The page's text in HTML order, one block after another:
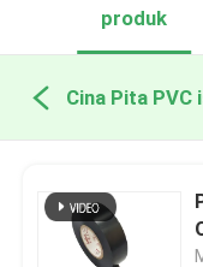
produk
Cina Pita PVC